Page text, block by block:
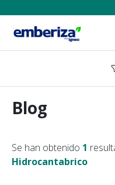
Blog
Se han obtenido 1
Hidrocantabrico